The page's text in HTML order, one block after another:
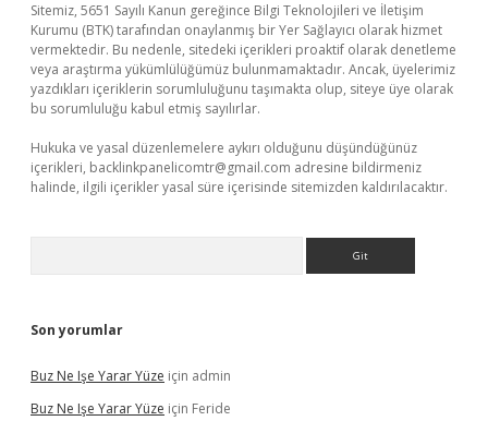
Sitemiz, 5651 Sayılı Kanun gereğince Bilgi Teknolojileri ve İletişim
Kurumu (BTK) tarafından onaylanmış bir Yer Sağlayıcı olarak hizmet
vermektedir. Bu nedenle, sitedeki içerikleri proaktif olarak denetleme
veya araştırma yükümlülüğümüz bulunmamaktadır. Ancak, üyelerimiz
yazdıkları içeriklerin sorumluluğunu taşımakta olup, siteye üye olarak
bu sorumluluğu kabul etmiş sayılırlar.
Hukuka ve yasal düzenlemelere aykırı olduğunu düşündüğünüz
içerikleri, backlinkpanelicomtr@gmail.com adresine bildirmeniz
halinde, ilgili içerikler yasal süre içerisinde sitemizden kaldırılacaktır.
Son yorumlar
Buz Ne Işe Yarar Yüze için admin
Buz Ne Işe Yarar Yüze için Feride